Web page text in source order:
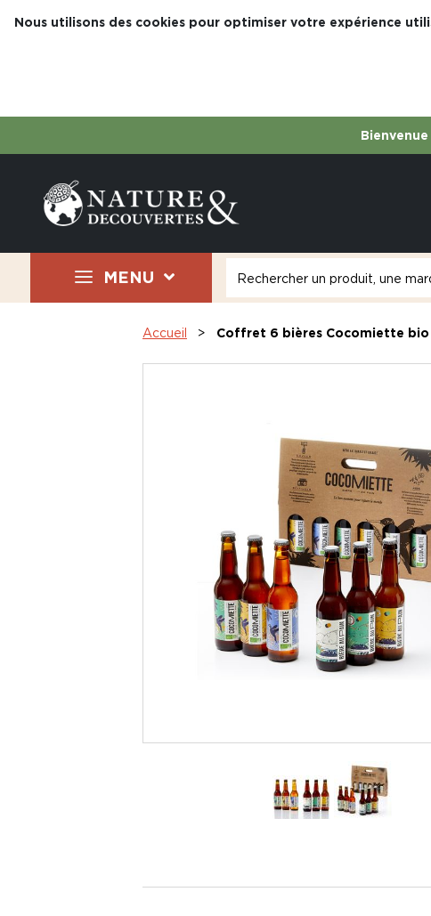
Nous utilisons des cookies pour optimiser votre expérience
MENU
Accueil Coffret 6 bières Cocomiette bio